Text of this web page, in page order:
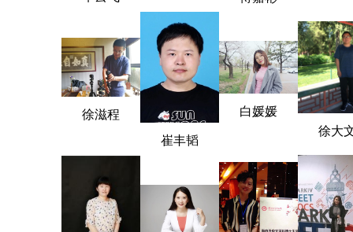
徐滋程
崔丰韬
白媛媛
徐大